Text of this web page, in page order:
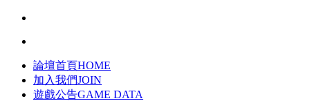
論壇首頁HOME
加入我們JOIN
遊戲公告GAME DATA